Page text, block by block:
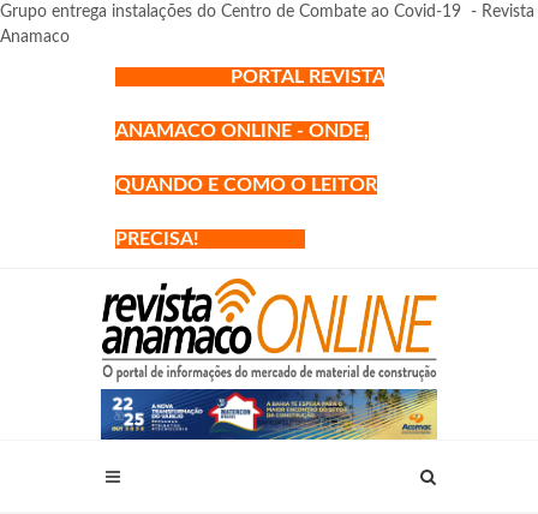
Grupo entrega instalações do Centro de Combate ao Covid-19 - Revista
Anamaco
PORTAL REVISTA
ANAMACO ONLINE - ONDE,
QUANDO E COMO O LEITOR
PRECISA!